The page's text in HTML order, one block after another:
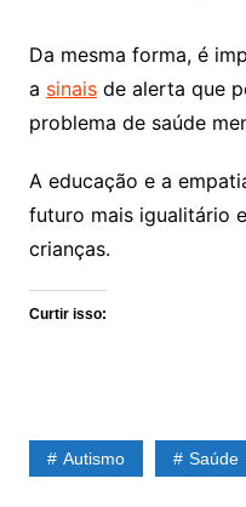
Da mesma forma, é
a sinaisde alerta que
problema de saúde
A educação e a
futuro mais igualitário
crianças.
Curtir isso:
Autismo Saúde